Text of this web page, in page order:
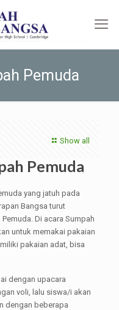
Pemuda
Show all
Pemuda
yang jatuh pada
Bangsa turut
Di acara Sumpah
untuk memakai pakaian
pakaian adat, bisa
dengan upacara
voli, lalu siswa/i akan
dengan beberapa